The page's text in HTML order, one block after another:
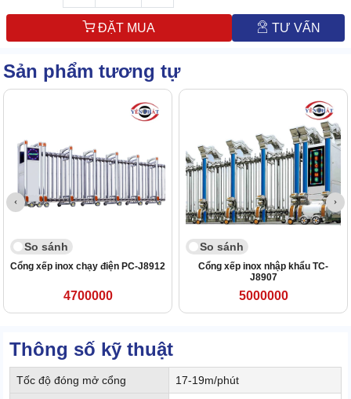
ĐẶT MUA TƯ VẤN
Sản phẩm tương tự
So sánh
Cổng xếp inox chạy điện PC-J8912
4700000
So sánh
Cổng xếp inox nhập khẩu TC-
J8907
5000000
Thông số kỹ thuật
Tốc độ đóng mở cổng 17-19m/phút